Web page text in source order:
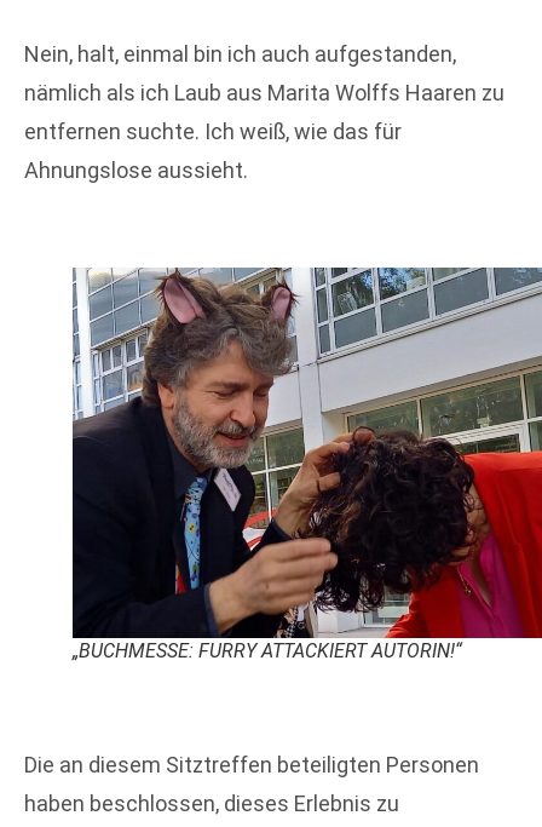
Nein, halt, einmal bin ich auch aufgestanden,
nämlich als ich Laub aus Marita Wolffs Haaren zu
entfernen suchte. Ich weiß, wie das für
Ahnungslose aussieht.
„BUCHMESSE: FURRY ATTACKIERT AUTORIN!“
Die an diesem Sitztreffen beteiligten Personen
haben beschlossen, dieses Erlebnis zu